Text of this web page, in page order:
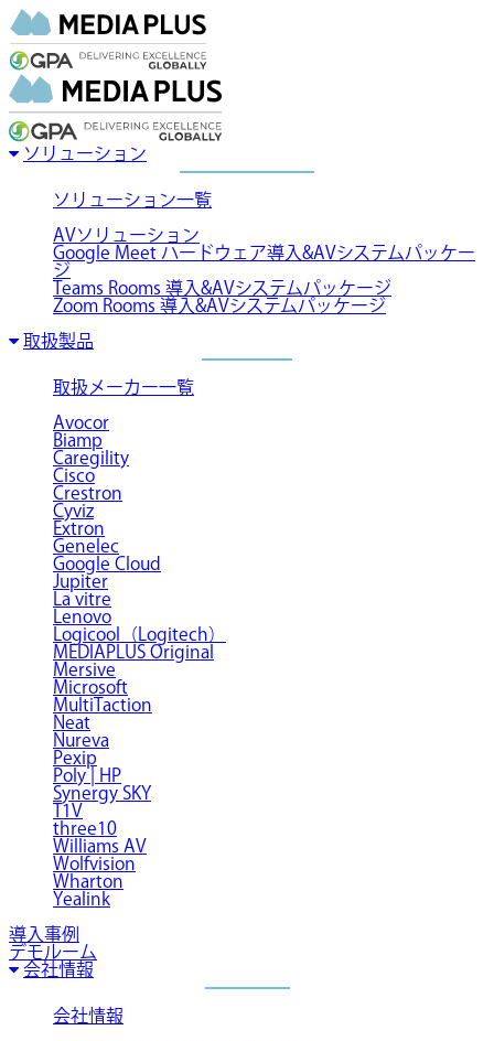
ソリューション
ソリューション一覧
AVソリューション
Google Meet ハードウェア導入&AVシステムパッケー
ジ
Teams Rooms 導入&AVシステムパッケージ
Zoom Rooms 導入&AVシステムパッケージ
取扱製品
取扱メーカー一覧
Avocor
Biamp
Caregility
Cisco
Crestron
Cyviz
Extron
Genelec
Google Cloud
Jupiter
La vitre
Lenovo
Logicool（Logitech）
MEDIAPLUS Original
Mersive
Microsoft
MultiTaction
Neat
Nureva
Pexip
Poly | HP
Synergy SKY
T1V
three10
Williams AV
Wolfvision
Wharton
Yealink
導入事例
デモルーム
会社情報
会社情報